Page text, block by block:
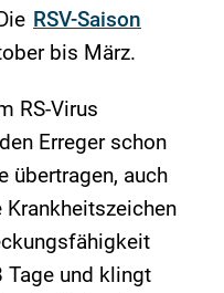
RSV-Saison
bis März.
RS-Virus
Erreger schon
übertragen, auch
Tage und klingt